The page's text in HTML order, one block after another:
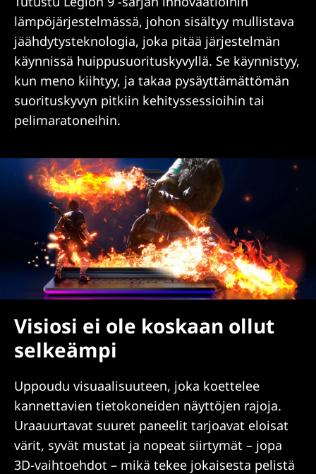
lämpöjärjestelmässä, johon sisältyy mullistava
jäähdytysteknologia, joka pitää järjestelmän
käynnissä huippusuorituskyvyllä. Se käynnistyy,
kun meno kiihtyy, ja takaa pysäyttämättömän
suorituskyvyn pitkiin kehityssessioihin tai
pelimaratoneihin.
Visiosi ei ole koskaan ollut
selkeämpi
Uppoudu visuaalisuuteen, joka koettelee
kannettavien tietokoneiden näyttöjen rajoja.
Uraauurtavat suuret paneelit tarjoavat eloisat
värit, syvät mustat ja nopeat siirtymät – jopa
3D-vaihtoehdot – mikä tekee jokaisesta pelistä